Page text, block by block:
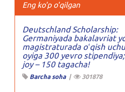
Eng ko'p o'qilgan
Deutschland Scholarship:
Germaniyada bakalavriat
magistraturada oʻqish
oyiga 300 yevro stipendiya;
joy – 150 tagacha!
Barcha soha| 301878